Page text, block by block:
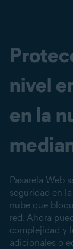
nivel
en la
Pasarela Web
seguridad en
nube que
red. Ahora
complejidad y
adicionales o